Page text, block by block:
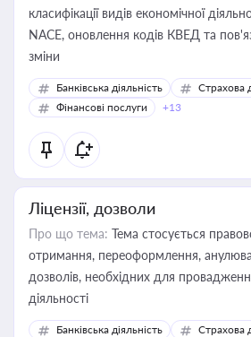
класифікації видів економічної
NACE, оновлення кодів КВЕД та
зміни
Банківська діяльність
Страхова
Фінансові послуги
+13
Ліцензії, дозволи
Про що тема: Тема стосується
отримання, переоформлення,
дозволів, необхідних для
діяльності
Банківська діяльність
Страхова